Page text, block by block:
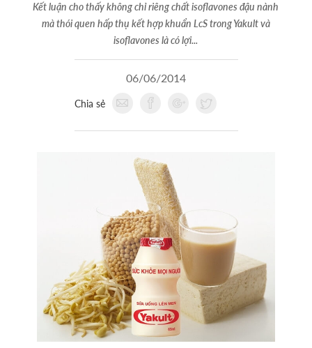
Kết luận cho thấy không chỉ riêng chất isoflavones đậu nành
mà thói quen hấp thụ kết hợp khuẩn LcS trong Yakult và
isoflavones là có lợi...
06/06/2014
Chia sẻ